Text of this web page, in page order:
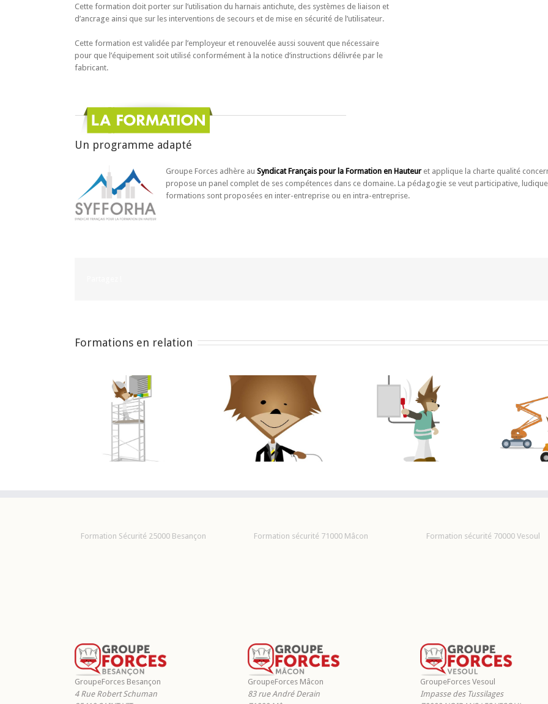
Cette formation doit porter sur l’utilisation du harnais antichute, des systèmes de liaison et
d’ancrage ainsi que sur les interventions de secours et de mise en sécurité de l’utilisateur.
Cette formation est validée par l’employeur et renouvelée aussi souvent que nécessaire
pour que l’équipement soit utilisé conformément à la notice d’instructions délivrée par le
fabricant.
Un programme adapté
Groupe Forces adhère au Syndicat Français pour la Formation en Hauteur et applique la charte qualité
propose un panel complet de ses compétences dans ce domaine. La pédagogie se veut participative,
formations sont proposées en inter-entreprise ou en intra-entreprise.
Formations en relation
FORMATION TFP-APS
Formation habilitation
électrique
Formation CACES®
Levage / Manutention /
TEG / Gerbeurs à
conducteur
accompagnant
Formation Sécurité 25000 Besançon
GroupeForces Besançon
4 Rue Robert Schuman
Formation sécurité 71000 Mâcon
GroupeForces Mâcon
83 rue André Derain
Formation sécurité 70000 Vesoul
GroupeForces Vesoul
Impasse des Tussilages